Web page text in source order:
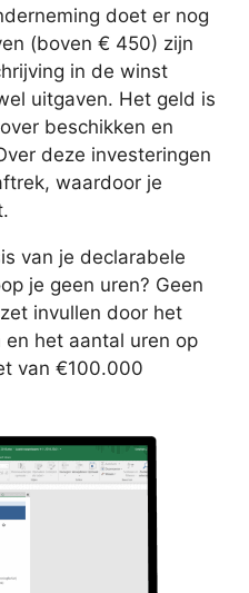
doet er nog
(boven € 450) zijn
in de winst
uitgaven. Het geld is
beschikken en
deze investeringen
waardoor je
van je declarabele
je geen uren? Geen
invullen door het
het aantal uren op
van €100.000